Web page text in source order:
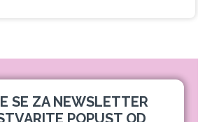
SE ZA NEWSLETTER
POPUST OD